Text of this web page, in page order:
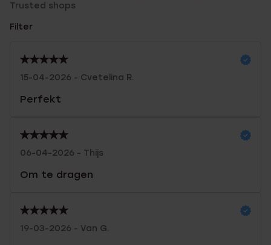
Trusted shops
Filter
15-04-2026 - Cvetelina R.
Perfekt
06-04-2026 - Thijs
Om te dragen
19-03-2026 - Van G.